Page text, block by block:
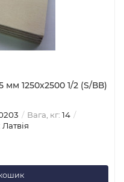
1250х2500 1/2 (S/ВВ)
Вага, кг: 14
Латвія